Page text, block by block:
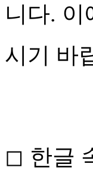
니다. 이
시기 바
◻ 한글